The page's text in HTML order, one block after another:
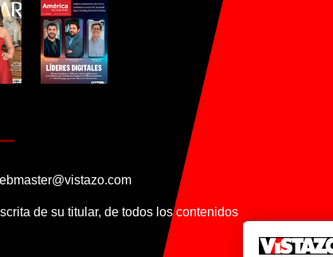
de su titular, de todos los contenidos